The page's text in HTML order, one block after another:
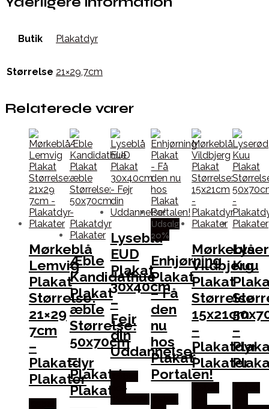
Butik Plakatdyr
Størrelse 21×29,7cm
Relaterede varer
Mørkeblå
Lemvig
Plakat
Størrelse:
21×29
7cm
–
Plakatdyr
Plakater
Æble
Kandidathue
Plakat
æble
Størrelse:
50x70cm
–
Plakatdyr
Plakater
Lyseblå
EUD
Plakat
30x40cm
–
Fejr
din
Uddannelse!
Købes
hos
Plakatdyr
Udsalg
20%
Enhjørning
Plakat
– Få
den
nu
hos
Plakat
Portalen!
Mørkeblå
Vildbjerg
Plakat
Størrelse:
15x21cm
–
Plakatdyr
Plakater
Kuu
–